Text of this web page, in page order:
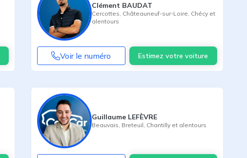
Clément BAUDAT
Cercottes Châteauneuf-sur-Loire Chécy et
alentours
Voir le numéro Estimez votre voiture
Guillaume LEFÈVRE
Beauvais Breteuil Chantilly et alentours